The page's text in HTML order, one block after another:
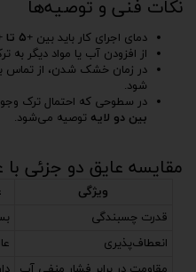
نکات فنی و توصیه‌ها
دمای اجرای کار باید بین +۵ تا +۳۵ درجه سانتی‌گراد
از افزودن آب یا مواد دیگر به
در زمان خشک شدن، از تماس
شود.
در سطوحی که احتمال ترک وجود
بین دو لایه توصیه می‌شود.
مقایسه عایق دو جزئی
ویژگی
قدرت چسبندگی
انعطاف‌پذیری